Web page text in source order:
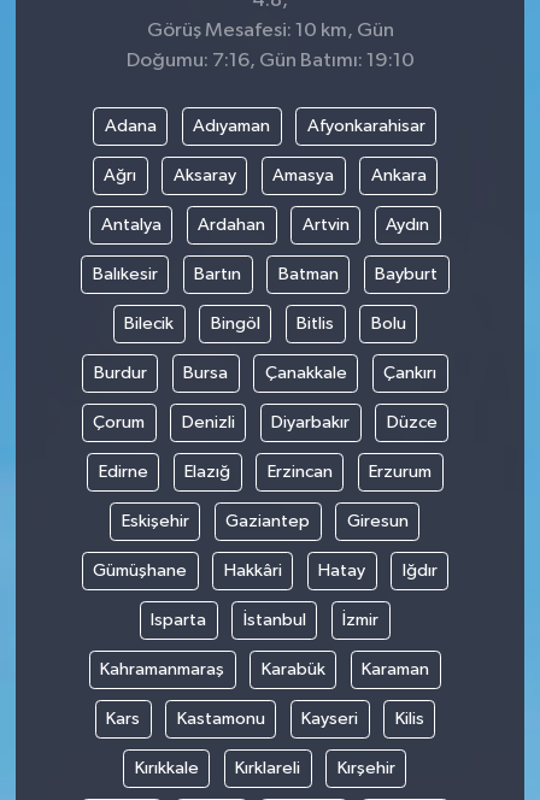
Görüş Mesafesi: 10 km, Gün
Doğumu: 7:16, Gün Batımı: 19:10
Adana Adıyaman Afyonkarahisar
Ağrı Aksaray Amasya Ankara
Antalya Ardahan Artvin Aydın
Balıkesir Bartın Batman Bayburt
Bilecik Bingöl Bitlis Bolu
Burdur Bursa Çanakkale Çankırı
Çorum Denizli Diyarbakır Düzce
Edirne Elazığ Erzincan Erzurum
Eskişehir Gaziantep Giresun
Gümüşhane Hakkâri Hatay Iğdır
Isparta İstanbul İzmir
Kahramanmaraş Karabük Karaman
Kars Kastamonu Kayseri Kilis
Kırıkkale Kırklareli Kırşehir